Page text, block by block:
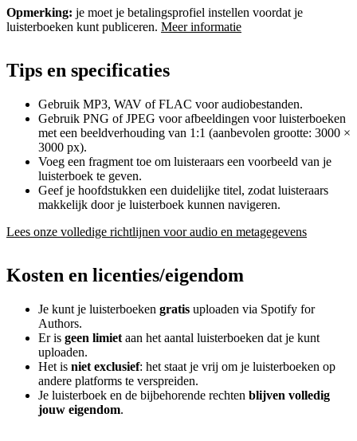
Opmerking: je moet je betalingsprofiel instellen voordat je
luisterboeken kunt publiceren. Meer informatie
Tips en specificaties
Gebruik MP3, WAV of FLAC voor audiobestanden.
Gebruik PNG of JPEG voor afbeeldingen voor luisterboeken
met een beeldverhouding van 1:1 (aanbevolen grootte: 3000 ×
3000 px).
Voeg een fragment toe om luisteraars een voorbeeld van je
luisterboek te geven.
Geef je hoofdstukken een duidelijke titel, zodat luisteraars
makkelijk door je luisterboek kunnen navigeren.
Lees onze volledige richtlijnen voor audio en metagegevens
Kosten en licenties/eigendom
Je kunt je luisterboeken gratis uploaden via Spotify for
Authors.
Er is geen limiet aan het aantal luisterboeken dat je kunt
uploaden.
Het is niet exclusief: het staat je vrij om je luisterboeken op
andere platforms te verspreiden.
Je luisterboek en de bijbehorende rechten blijven volledig
jouw eigendom.